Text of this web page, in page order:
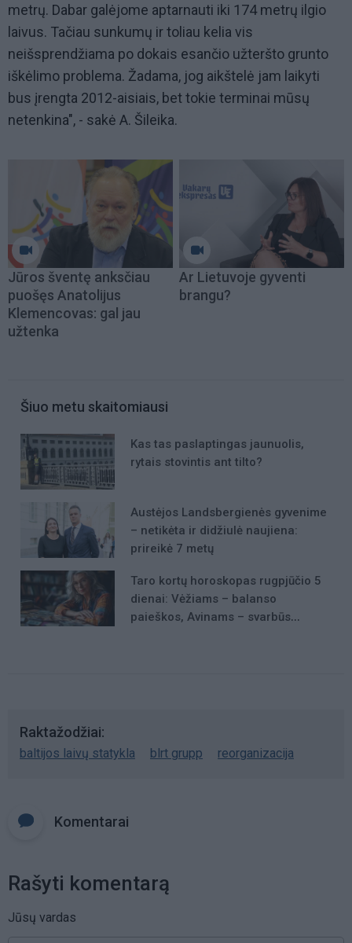
metrų. Dabar galėjome aptarnauti iki 174 metrų ilgio
laivus. Tačiau sunkumų ir toliau kelia vis
neišsprendžiama po dokais esančio užteršto grunto
iškėlimo problema. Žadama, jog aikštelė jam laikyti
bus įrengta 2012-aisiais, bet tokie terminai mūsų
netenkina", - sakė A. Šileika.
Jūros šventę anksčiau
puošęs Anatolijus
Klemencovas: gal jau
užtenka
Ar Lietuvoje gyventi
brangu?
Šiuo metu skaitomiausi
Kas tas paslaptingas jaunuolis,
rytais stovintis ant tilto?
Austėjos Landsbergienės gyvenime
– netikėta ir didžiulė naujiena:
prireikė 7 metų
Taro kortų horoskopas rugpjūčio 5
dienai: Vėžiams – balanso
paieškos, Avinams – svarbūs
Raktažodžiai
baltijos laivų statykla blrt grupp reorganizacija
Komentarai
Rašyti komentarą
Jūsų vardas